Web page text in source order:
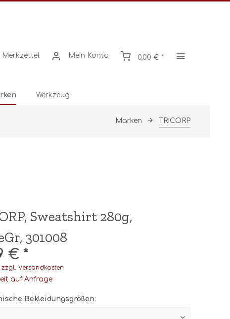
Merkzettel Mein Konto 0,00 € *
Werkzeug
Marken TRICORP
Sweatshirt 280g,
301008
€ *
zzgl. Versandkosten
auf Anfrage
Bekleidungsgrößen: